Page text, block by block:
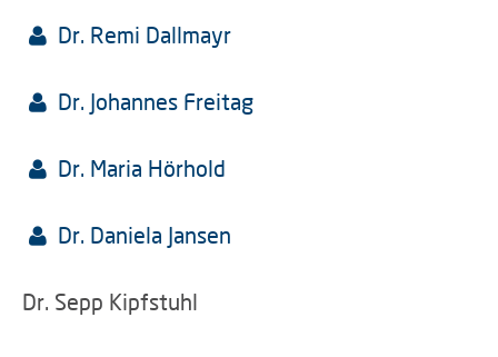
Dr. Remi Dallmayr
Dr. Johannes Freitag
Dr. Maria Hörhold
Dr. Daniela Jansen
Dr. Sepp Kipfstuhl